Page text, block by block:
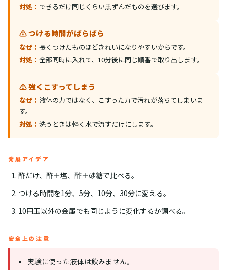
対処： できるだけ同じくらい黒ずんだものを選びます。
⚠️ つける時間がばらばら
なぜ： 長くつけたものほどきれいになりやすいからです。
対処： 全部同時に入れて、10分後に同じ順番で取り出します。
⚠️ 強くこすってしまう
なぜ： 液体の力ではなく、こすった力で汚れが落ちてしまいま
す。
対処： 洗うときは軽く水で流すだけにします。
発展アイデア
酢だけ、酢＋塩、酢＋砂糖で比べる。
つける時間を1分、5分、10分、30分に変える。
10円玉以外の金属でも同じように変化するか調べる。
安全上の注意
実験に使った液体は飲みません。